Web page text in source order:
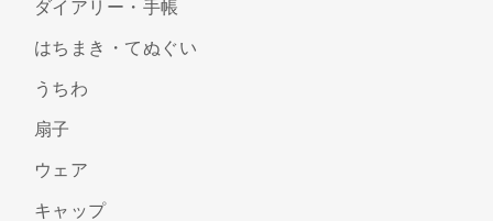
ダイアリー・手帳
はちまき・てぬぐい
うちわ
扇子
ウェア
キャップ